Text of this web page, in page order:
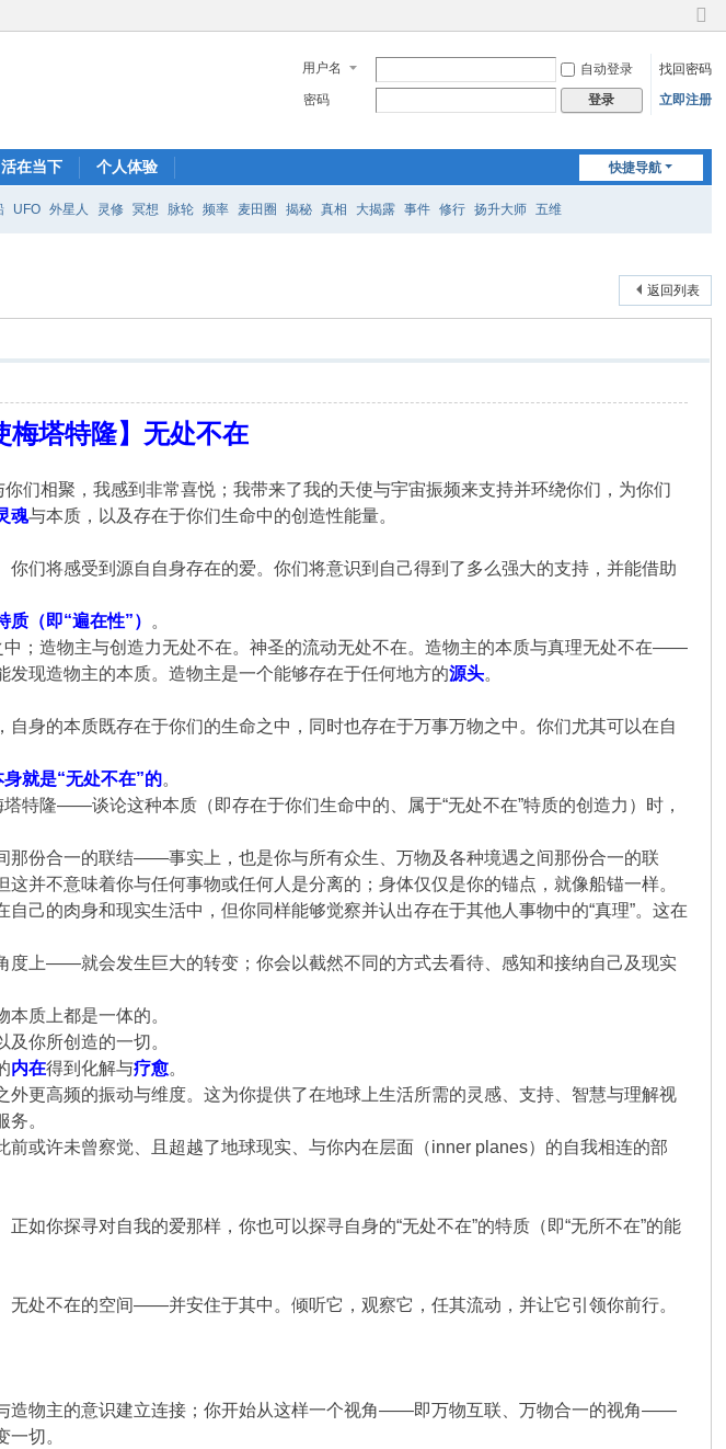
切
到
窄
用户名 自动登录
找回密码
密码
登录 立即注册
快捷导航
活在当下 个人体验
UFO 外星人 灵修 冥想 脉轮 频率 麦田圈 揭秘 真相 大揭露 事件 修行 扬升大师 五维
返回列表
梅塔特隆】无处不在
你们相聚，我感到非常喜悦；我带来了我的天使与宇宙振频来支持并环绕你们，为你们
魂与本质，以及存在于你们生命中的创造性能量。
们将感受到源自自身存在的爱。你们将意识到自己得到了多么强大的支持，并能借助
（即“遍在性”） 。
中；造物主与创造力无处不在。神圣的流动无处不在。造物主的本质与真理无处不在——
现造物主的本质。造物主是一个能够存在于任何地方的源头。
身的本质既存在于你们的生命之中，同时也存在于万事万物之中。你们尤其可以在自
就是“无处不在”的。
特隆——谈论这种本质（即存在于你们生命中的、属于“无处不在”特质的创造力）时，
那份合一的联结——事实上，也是你与所有众生、万物及各种境遇之间那份合一的联
并不意味着你与任何事物或任何人是分离的；身体仅仅是你的锚点，就像船锚一样。
己的肉身和现实生活中，但你同样能够觉察并认​​出存在于其他人事物中的“真理”。这在
上——就会发生巨大的转变；你会以截然不同的方式去看待、感知和接纳自己及现实
质上都是一体的。
你所创造的一切。
内在得到化解与疗愈。
高频的振动与维度。这为你提供了在地球上生活所需的灵感、支持、智慧与理解视
务。
或许未曾察觉、且超越了地球现实、与你内在层面（inner planes）的自我相连的部
如你探寻对自我的爱那样，你也可以探寻自身的“无处不在”的特质（即“无所不在”的能
处不在的空间——并安住于其中。倾听它，观察它，任其流动，并让它引领你前行。
造物主的意识建立连接；你开始从这样一个视角——即万物互联、万物合一的视角——
切。